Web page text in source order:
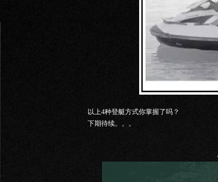
以上4种登艇方式你掌握了吗？
下期待续。。。